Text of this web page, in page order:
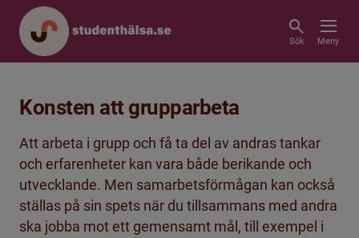
Sök Meny
Konsten att grupparbeta
Att arbeta i grupp och få ta del av andras tankar
och erfarenheter kan vara både berikande och
utvecklande. Men samarbetsförmågan kan också
ställas på sin spets när du tillsammans med andra
ska jobba mot ett gemensamt mål, till exempel i